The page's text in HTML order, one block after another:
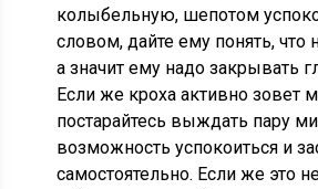
колыбельную, шепотом
словом, дайте ему понять, что
а значит ему надо закрывать
Если же кроха активно зовет
постарайтесь выждать пару
возможность успокоиться и
самостоятельно. Если же это